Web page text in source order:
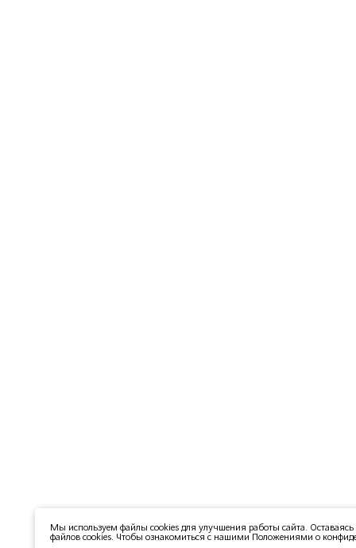
Мы используем файлы cookies для улучшения работы сайта.
файлов cookies. Чтобы ознакомиться с нашими Положениями о